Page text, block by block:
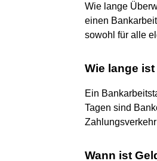
Wie lange
einen
sowohl für alle
Wie lange
Ein
Tagen sind
Wann ist